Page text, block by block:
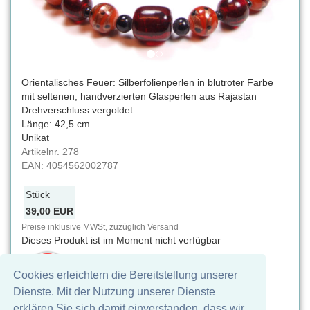
Cookies erleichtern die Bereitstellung unserer
Dienste. Mit der Nutzung unserer Dienste
Orientalisches Feuer: Silberfolienperlen in blutroter Farbe
mit seltenen, handverzierten Glasperlen aus Rajastan
Drehverschluss vergoldet
Länge: 42,5 cm
Unikat
Artikelnr. 278
EAN: 4054562002787
Stück
39,00 EUR
Preise inklusive MWSt, zuzüglich Versand
Dieses Produkt ist im Moment nicht verfügbar
geeignet. Verschluckbare Kleinteile,
Erstickungsgefahr